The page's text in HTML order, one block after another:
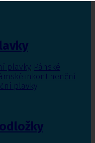
plavky, Pánské
inkontinenční
plavky